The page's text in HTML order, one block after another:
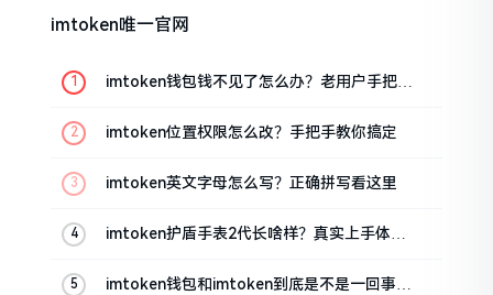
imtoken唯一官网
imtoken钱包钱不见了怎么办？老用户手把手
imtoken位置权限怎么改？手把手教你搞定
imtoken英文字母怎么写？正确拼写看这里
imtoken护盾手表2代长啥样？真实上手体验
imtoken钱包和imtoken到底是不是一回事？